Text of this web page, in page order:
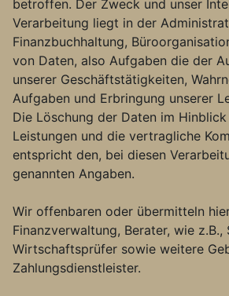
betroffen. Der Zweck und unser
Verarbeitung liegt in der
Finanzbuchhaltung,
von Daten, also Aufgaben die der
unserer Geschäftstätigkeiten,
Aufgaben und Erbringung unserer
Die Löschung der Daten im
Leistungen und die vertragliche
entspricht den, bei diesen
genannten Angaben.
Wir offenbaren oder übermitteln
Finanzverwaltung, Berater, wie
Wirtschaftsprüfer sowie weitere
Zahlungsdienstleister.